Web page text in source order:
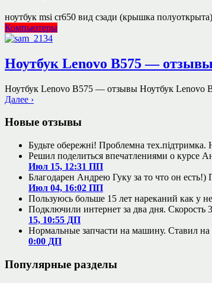
ноутбук msi cr650 вид сзади (крышка
Компьютеры
Ноутбук Lenovo B575 — отзывы
Ноутбук Lenovo B575 — отзывы Ноутбук Lenovo
Далее ›
Новые отзывы
Будьте обережні! Проблемна
Решил поделиться впечатлениями о курсе
Июл 15, 12:31 ПП
Благодарен Андрею Гуку за то что он есть!)
Июл 04, 16:02 ПП
Пользуюсь больше 15 лет нареканий как у
Подключили интернет за два дня. Скорость
15, 10:55 ДП
Нормальные запчасти на машину. Ставил
0:00 ДП
Популярные разделы